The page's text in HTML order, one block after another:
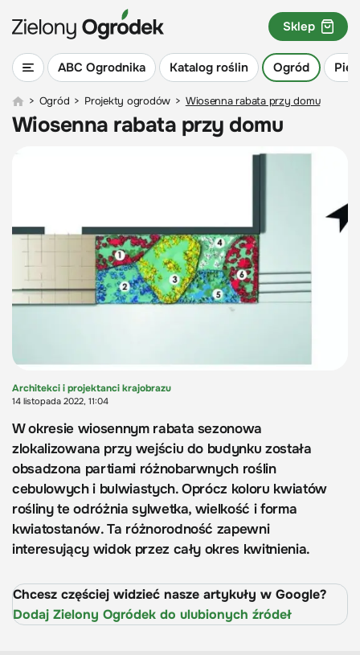
ABC Ogrodnika Katalog roślin Ogród
Sklep
> Ogród > Projekty ogrodów > Wiosenna rabata przy domu
Wiosenna rabata przy domu
Architekci i projektanci krajobrazu
14 listopada 2022, 11:04
W okresie wiosennym rabata sezonowa
zlokalizowana przy wejściu do budynku została
obsadzona partiami różnobarwnych roślin
cebulowych i bulwiastych. Oprócz koloru kwiatów
rośliny te odróżnia sylwetka, wielkość i forma
kwiatostanów. Ta różnorodność zapewni
interesujący widok przez cały okres kwitnienia.
Chcesz częściej widzieć nasze artykuły w Google?
Dodaj Zielony Ogródek do ulubionych źródeł